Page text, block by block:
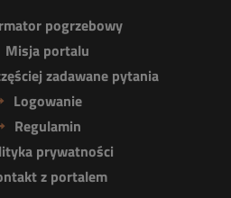
pogrzebowy
Misja portalu
zadawane pytania
Logowanie
Regulamin
prywatności
z portalem